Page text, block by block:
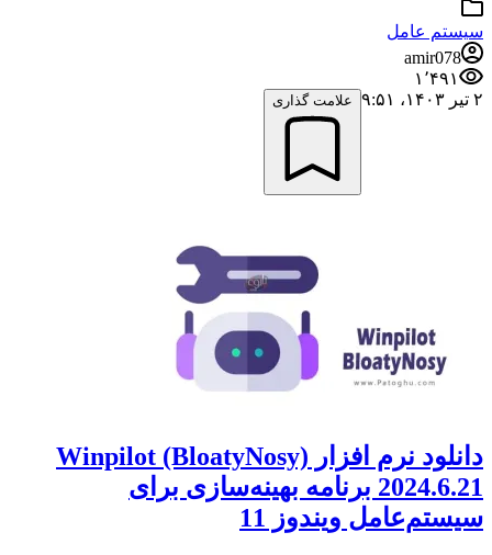
سیستم عامل
amir078
۱٬۴۹۱
۲ تیر ۱۴۰۳،‏ ۹:۵۱
علامت گذاری
دانلود نرم افزار Winpilot (BloatyNosy)
2024.6.21 برنامه بهینه‌سازی برای
سیستم‌عامل ویندوز 11